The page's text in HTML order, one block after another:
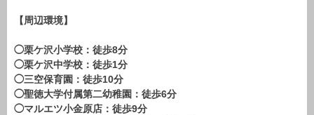
【周辺環境】
◯栗ケ沢小学校：徒歩8分
◯栗ケ沢中学校：徒歩1分
◯三空保育園：徒歩10分
◯聖徳大学付属第二幼稚園：徒歩6分
◯マルエツ小金原店：徒歩9分
物件検索
新築一戸建
エリアから探す
路線から探す
中古一戸建